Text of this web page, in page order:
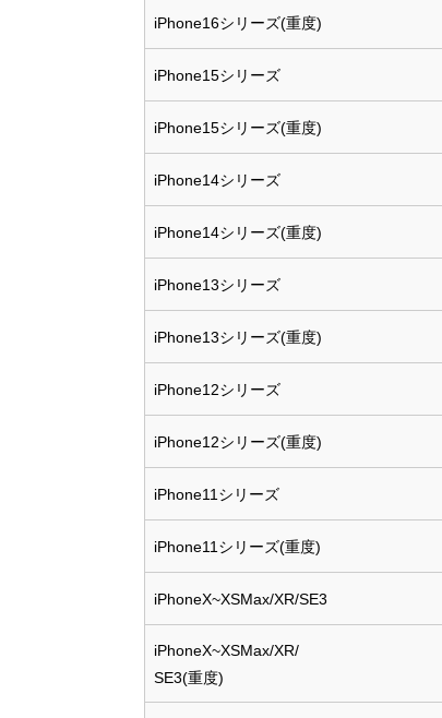
iPhone16シリーズ(重度)
iPhone15シリーズ
iPhone15シリーズ(重度)
iPhone14シリーズ
iPhone14シリーズ(重度)
iPhone13シリーズ
iPhone13シリーズ(重度)
iPhone12シリーズ
iPhone12シリーズ(重度)
iPhone11シリーズ
iPhone11シリーズ(重度)
iPhoneX~XSMax/XR/SE3
iPhoneX~XSMax/XR/
SE3(重度)